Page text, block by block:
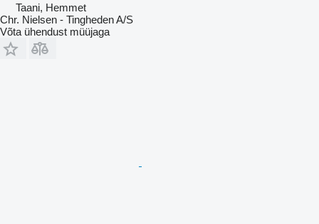
Taani, Hemmet
Chr. Nielsen - Tingheden A/S
Võta ühendust müüjaga